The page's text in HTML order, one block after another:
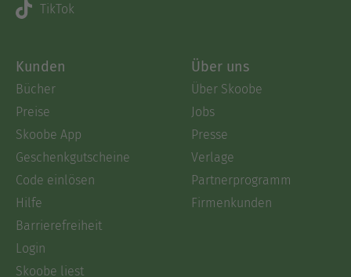
TikTok
Kunden
Bücher
Preise
Skoobe App
Geschenkgutscheine
Code einlösen
Hilfe
Barrierefreiheit
Login
Skoobe liest
Über uns
Über Skoobe
Jobs
Presse
Verlage
Partnerprogramm
Firmenkunden